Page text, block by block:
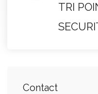
TRI
Contact